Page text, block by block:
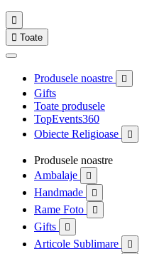

 Toate
Produsele noastre 
Gifts
Toate produsele
TopEvents360
Obiecte Religioase

Produsele noastre
Ambalaje

Handmade 
Rame Foto 
Gifts 
Articole Sublimare 